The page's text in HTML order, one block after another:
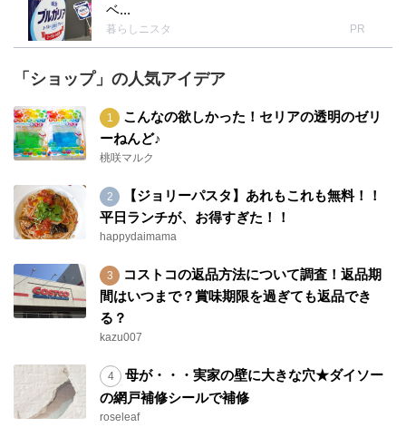
ベ...
暮らしニスタ PR
「ショップ」の人気アイデア
こんなの欲しかった！セリアの透明のゼリ
ーねんど♪
桃咲マルク
【ジョリーパスタ】あれもこれも無料！！
平日ランチが、お得すぎた！！
happydaimama
コストコの返品方法について調査！返品期
間はいつまで？賞味期限を過ぎても返品でき
る？
kazu007
母が・・・実家の壁に大きな穴★ダイソー
の網戸補修シールで補修
roseleaf